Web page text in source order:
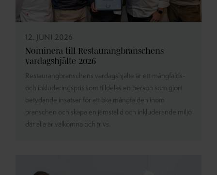
12. JUNI 2026
Nominera till Restaurangbranschens
vardagshjälte 2026
Restaurangbranschens vardagshjälte är ett mångfalds-
och inkluderingspris som tilldelas en person som gjort
betydande insatser för att öka mångfalden inom
branschen och skapa en jämställd och inkluderande miljö
där alla är välkomna och trivs.